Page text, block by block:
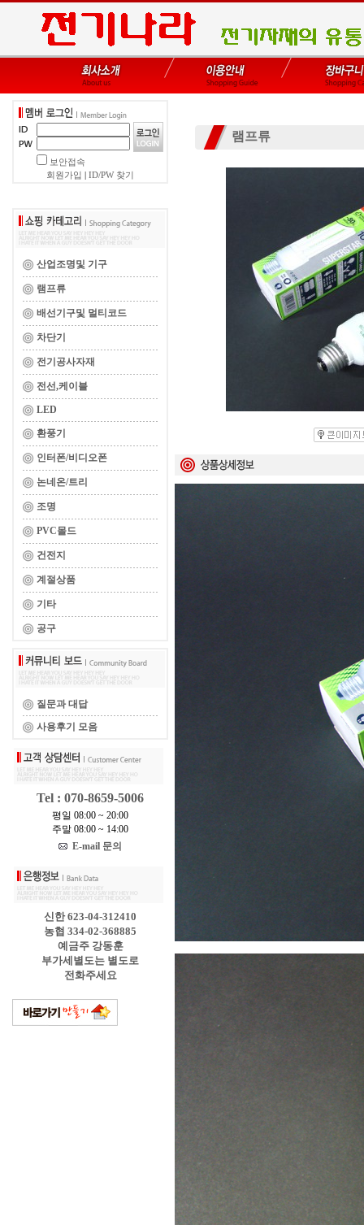
보안접속
회원가입
ID/PW 찾기
산업조명및 기구
램프류
배선기구및 멀티코드
차단기
전기공사자재
전선,케이블
LED
환풍기
인터폰/비디오폰
논네온/트리
조명
PVC몰드
건전지
계절상품
기타
공구
질문과 대답
사용후기 모음
Tel : 070-8659-5006
평일 08:00 ~ 20:00
주말 08:00 ~ 14:00
E-mail 문의
신한 623-04-312410
농협 334-02-368885
예금주 강동훈
부가세별도는 별도로
전화주세요
램프류